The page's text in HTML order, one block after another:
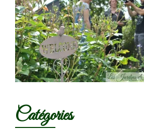
Catégories